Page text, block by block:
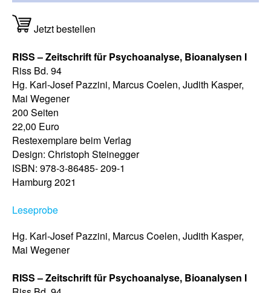
Hg. Karl-Josef Pazzini, Marcus Coelen, Judith Kasper,
Mai Wegener
RISS – Zeitschrift für Psychoanalyse, Bioanalysen I
Jetzt bestellen
RISS – Zeitschrift für Psychoanalyse, Bioanalysen I
Riss Bd. 94
Hg. Karl-Josef Pazzini, Marcus Coelen, Judith Kasper,
Mai Wegener
200 Seiten
22,00 Euro
Restexemplare beim Verlag
Design: Christoph Steinegger
ISBN: 978-3-86485- 209-1
Hamburg 2021
Leseprobe